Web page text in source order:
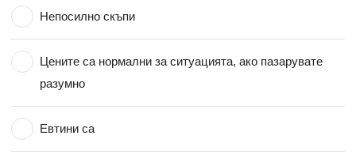
Непосилно скъпи
Цените са нормални за ситуацията, ако пазарувате
разумно
Евтини са